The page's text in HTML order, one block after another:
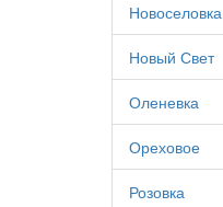
Новоселовка
Новый Свет
Оленевка
Ореховое
Розовка